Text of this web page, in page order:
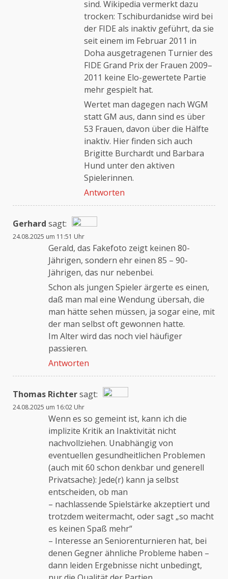
sind. Wikipedia vermerkt dazu
trocken: Tschiburdanidse wird bei
der FIDE als inaktiv geführt, da sie
seit einem im Februar 2011 in
Doha ausgetragenen Turnier des
FIDE Grand Prix der Frauen 2009–
2011 keine Elo-gewertete Partie
mehr gespielt hat.
Wertet man dagegen nach WGM
statt GM aus, dann sind es über
53 Frauen, davon über die Hälfte
inaktiv. Hier finden sich auch
Brigitte Burchardt und Barbara
Hund unter den aktiven
Spielerinnen.
Antworten
Gerhard sagt:
Das „Echte-Person“-Abzeichen!
Anti-Spam von CleanTalk
24.08.2025 um 11:51 Uhr
Gerald, das Fakefoto zeigt keinen 80-
Jährigen, sondern ehr einen 85 – 90-
Jährigen, das nur nebenbei.
Schon als jungen Spieler ärgerte es einen,
daß man mal eine Wendung übersah, die
man hätte sehen müssen, ja sogar eine, mit
der man selbst oft gewonnen hatte.
Im Alter wird das noch viel häufiger
passieren.
Antworten
Thomas Richtersagt:
Das „Echte-Person“-Abzeichen!
Anti-Spam von CleanTalk
24.08.2025 um 16:02 Uhr
Wenn es so gemeint ist, kann ich die
implizite Kritik an Inaktivität nicht
nachvollziehen. Unabhängig von
eventuellen gesundheitlichen Problemen
(auch mit 60 schon denkbar und generell
Privatsache): Jede(r) kann ja selbst
entscheiden, ob man
– nachlassende Spielstärke akzeptiert und
trotzdem weitermacht, oder sagt „so macht
es keinen Spaß mehr“
– Interesse an Seniorenturnieren hat, bei
denen Gegner ähnliche Probleme haben –
dann leiden Ergebnisse nicht unbedingt,